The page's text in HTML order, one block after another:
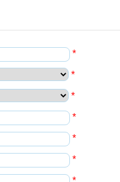
*
*
*
*
*
*